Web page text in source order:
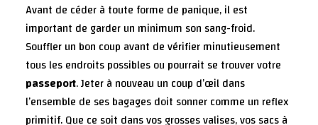
Avant de céder à toute forme de panique, il est
important de garder un minimum son sang-froid.
Souffler un bon coup avant de vérifier minutieusement
tous les endroits possibles ou pourrait se trouver votre
passeport. Jeter à nouveau un coup d’œil dans
l’ensemble de ses bagages doit sonner comme un reflex
primitif. Que ce soit dans vos grosses valises, vos sacs à